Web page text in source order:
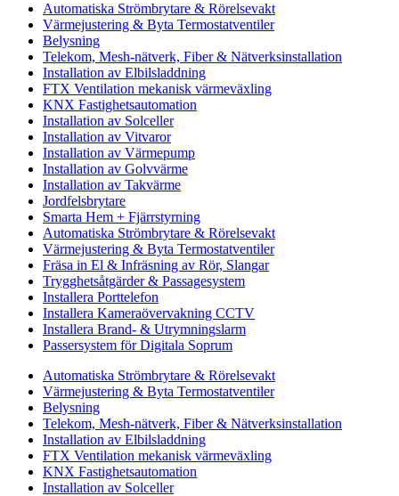
Automatiska Strömbrytare & Rörelsevakt
Värmejustering & Byta Termostatventiler
Belysning
Telekom, Mesh-nätverk, Fiber & Nätverksinstallation
Installation av Elbilsladdning
FTX Ventilation mekanisk värmeväxling
KNX Fastighetsautomation
Installation av Solceller
Installation av Vitvaror
Installation av Värmepump
Installation av Golvvärme
Installation av Takvärme
Jordfelsbrytare
Smarta Hem + Fjärrstyrning
Automatiska Strömbrytare & Rörelsevakt
Värmejustering & Byta Termostatventiler
Fräsa in El & Infräsning av Rör, Slangar
Trygghetsåtgärder & Passagesystem
Installera Porttelefon
Installera Kameraövervakning CCTV
Installera Brand- & Utrymningslarm
Passersystem för Digitala Soprum
Automatiska Strömbrytare & Rörelsevakt
Värmejustering & Byta Termostatventiler
Belysning
Telekom, Mesh-nätverk, Fiber & Nätverksinstallation
Installation av Elbilsladdning
FTX Ventilation mekanisk värmeväxling
KNX Fastighetsautomation
Installation av Solceller